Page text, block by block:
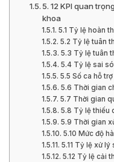
5. 12 KPI quan
khoa
5.1 Tỷ lệ hoàn
5.2 Tỷ lệ tuân
5.3 Tỷ lệ tuân
5.4 Tỷ lệ sai
5.5 Số ca hỗ
5.6 Thời gian
5.7 Thời gian
5.8 Tỷ lệ thiếu
5.9 Thời gian
5.10 Mức độ
5.11 Tỷ lệ xử
5.12 Tỷ lệ cải